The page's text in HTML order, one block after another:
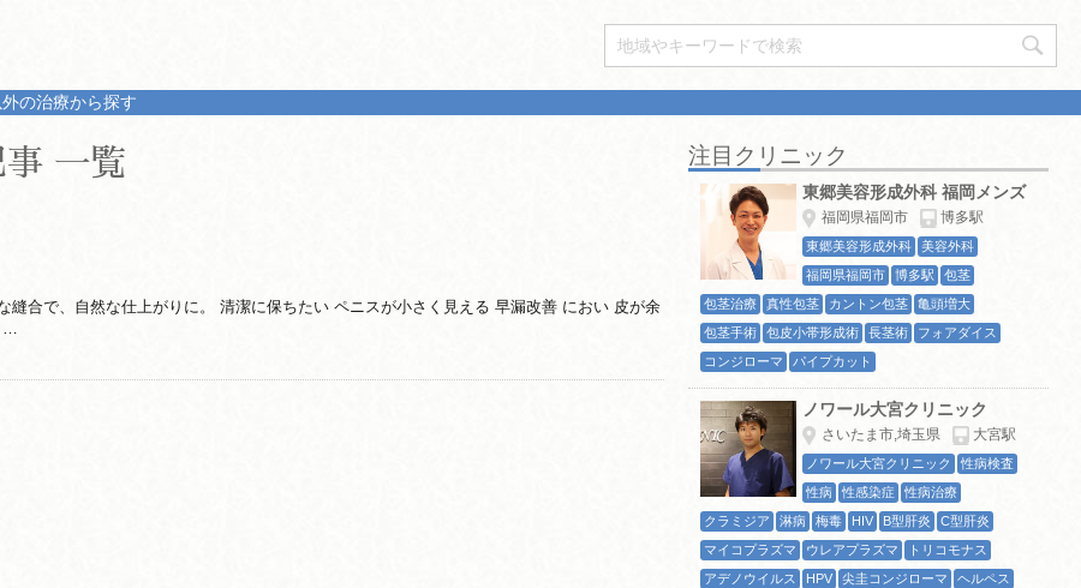
の治療から探す
事 一覧
縫合で、自然な仕上がりに。 清潔に保ちたい ペニスが小さく見える 早漏改善 におい 皮が余
…
注目クリニック
東郷美容形成外科 福岡メンズ
福岡県福岡市 博多駅
東郷美容形成外科
美容外科
福岡県福岡市
博多駅
包茎
包茎治療
真性包茎 カントン包茎
亀頭増大
包茎手術
包皮小帯形成術 長茎術
フォアダイス
コンジローマ
パイプカット
ノワール大宮クリニック
さいたま市,埼玉県 大宮駅
ノワール大宮クリニック
性病検査
性病
性感染症
性病治療
クラミジア
淋病 梅毒 HIV B型肝炎
C型肝炎
マイコプラズマ
ウレアプラズマ
トリコモナス
アデノウイルス
HPV 尖圭コンジローマ
ヘルペス